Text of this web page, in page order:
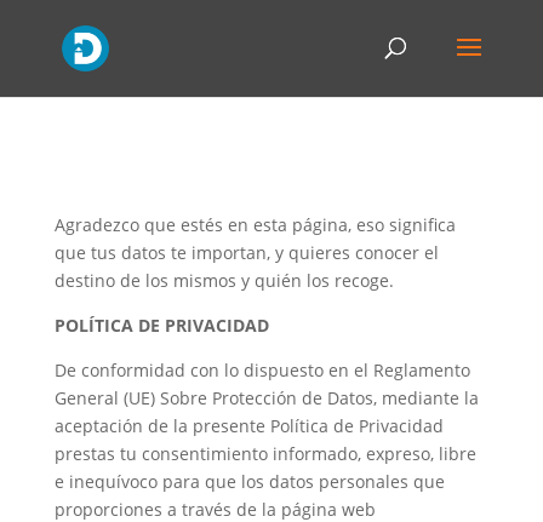
Agradezco que estés en esta página, eso significa
que tus datos te importan, y quieres conocer el
destino de los mismos y quién los recoge.
POLÍTICA DE PRIVACIDAD
De conformidad con lo dispuesto en el Reglamento
General (UE) Sobre Protección de Datos, mediante la
aceptación de la presente Política de Privacidad
prestas tu consentimiento informado, expreso, libre
e inequívoco para que los datos personales que
proporciones a través de la página web